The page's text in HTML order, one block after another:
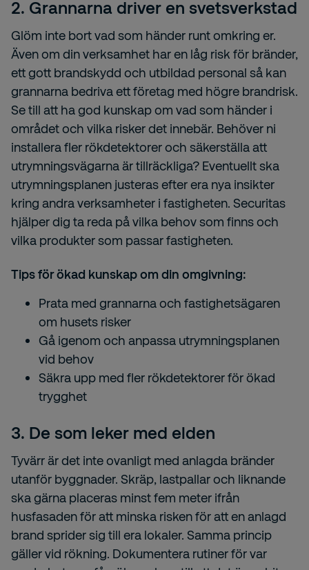
2. Grannarna driver en svetsverkstad
Glöm inte bort vad som händer runt omkring er.
Även om din verksamhet har en låg risk för bränder,
ett gott brandskydd och utbildad personal så kan
grannarna bedriva ett företag med högre brandrisk.
Se till att ha god kunskap om vad som händer i
området och vilka risker det innebär. Behöver ni
installera fler rökdetektorer och säkerställa att
utrymningsvägarna är tillräckliga? Eventuellt ska
utrymningsplanen justeras efter era nya insikter
kring andra verksamheter i fastigheten. Securitas
hjälper dig ta reda på vilka behov som finns och
vilka produkter som passar fastigheten.
Tips för ökad kunskap om din omgivning:
Prata med grannarna och fastighetsägaren
om husets risker
Gå igenom och anpassa utrymningsplanen
vid behov
Säkra upp med fler rökdetektorer för ökad
trygghet
3. De som leker med elden
Tyvärr är det inte ovanligt med anlagda bränder
utanför byggnader. Skräp, lastpallar och liknande
ska gärna placeras minst fem meter ifrån
husfasaden för att minska risken för att en anlagd
brand sprider sig till era lokaler. Samma princip
gäller vid rökning. Dokumentera rutiner för var